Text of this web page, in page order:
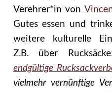
Verehrer*in von
Gutes essen und
weitere kulturelle
Z.B. über
endgültige
vielmehr vernünftige